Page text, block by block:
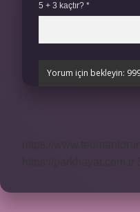
5 + 3 kaçtır? *